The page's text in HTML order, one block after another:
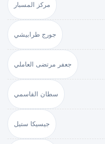
مركز المسبار
جورج طرابيشي
جعفر مرتضى العاملي
سطان القاسمي
جيسيكا ستيل